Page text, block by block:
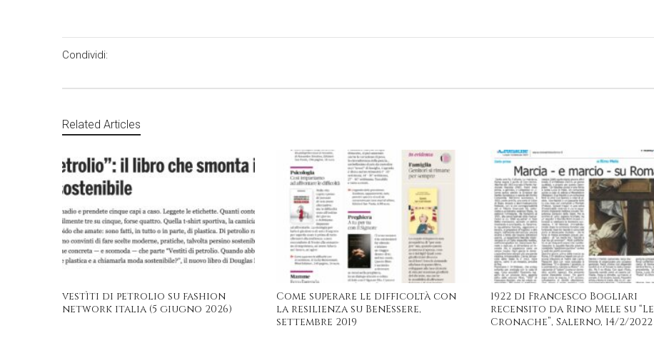
Condividi:
Related Articles
vestìti di petrolio su fashion
network italia (5 giugno 2026)
Come superare le difficoltà con
la resilienza su BenEssere,
settembre 2019
1922 di Francesco Bogliari
recensito da Rino Mele su “Le
Cronache”, Salerno, 14/2/2022